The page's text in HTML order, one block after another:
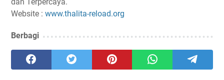
Website : www.thalita-reload.org
Berbagi